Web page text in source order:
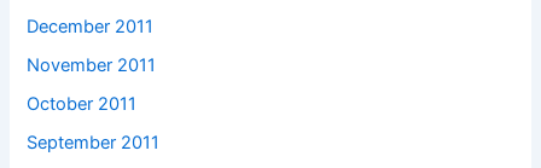
December 2011
November 2011
October 2011
September 2011